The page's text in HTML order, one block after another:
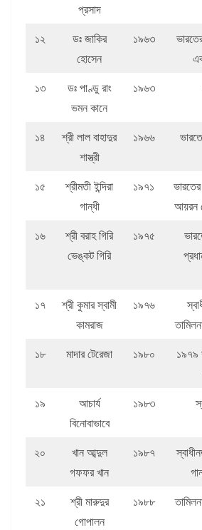
প্রসাদ
১২
ডঃ জাকির
হোসেন
১৯৬৩
১৩
ডঃ পাণ্ডু রাং
ভমন কানে
১৯৬৩
১৪
শ্রী লাল বাহাদুর
শাস্ত্রী
১৯৬৬
১৫
শ্রীমতী ইন্দিরা
গান্ধী
১৯৭১
আয়রন
১৬
শ্রী বরাহ গিরি
ভেঙ্কট গিরি
১৯৭৫
১৭
শ্রী কুমার স্বামী
কামরাজ
১৯৭৬
১৮
মাদার টেরেজা ১৯৮০
১৯৭৯
১৯
আচার্য
বিনোবাভাবে
১৯৮৩
২০
খান আব্দুল
গফফর খান
১৯৮৭
২১
শ্রী মারুদুর
গোপালন
১৯৮৮